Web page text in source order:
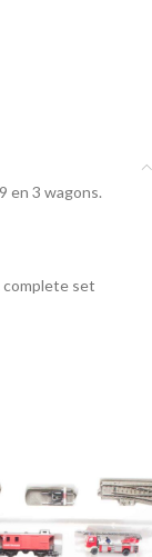
en 3 wagons.
complete set